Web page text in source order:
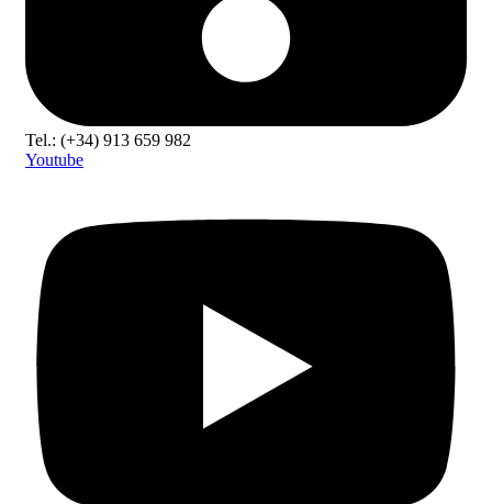
Tel.: (+34) 913 659 982
Youtube